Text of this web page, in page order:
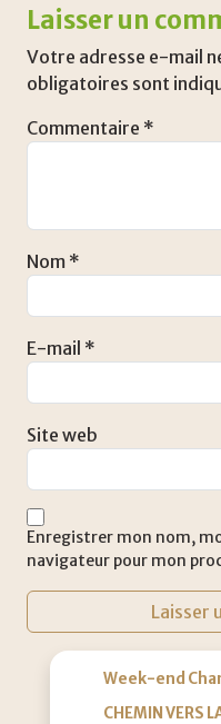
Laisser un
Votre adresse e-mail
obligatoires sont
Commentaire *
Nom *
E-mail *
Site web
Enregistrer mon nom,
navigateur pour mon
Week-end
CHEMIN VERS